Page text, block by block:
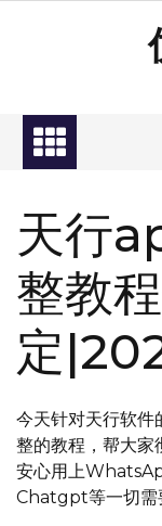
天行
整教
定
今天针对天行软件
整的教程，帮大家
安心用上
Chatgpt等一切需